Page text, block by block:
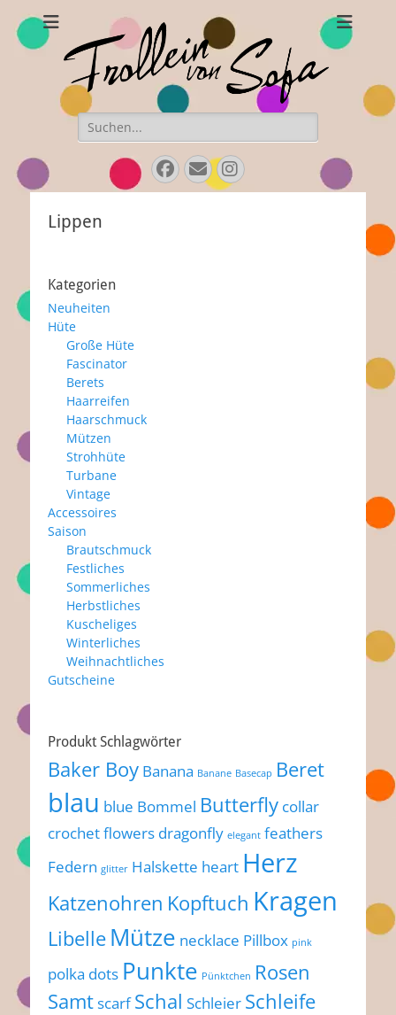
Frollein von Sofa
Handgefertigte Hüte und Accessoires
Suchen
nach:
Facebook
E-
Mail
Instagram
Lippen
Kategorien
Neuheiten
Hüte
Große Hüte
Fascinator
Berets
Haarreifen
Haarschmuck
Mützen
Strohhüte
Turbane
Vintage
Accessoires
Saison
Brautschmuck
Festliches
Sommerliches
Herbstliches
Kuscheliges
Winterliches
Weihnachtliches
Gutscheine
Produkt Schlagwörter
Baker Boy Banana Banane Basecap Beret
blau blue Bommel Butterfly collar
crochet flowers dragonfly elegant feathers
Federn glitter Halskette heart Herz
Katzenohren Kopftuch Kragen
Libelle Mütze necklace Pillbox pink
polka dots Punkte Pünktchen Rosen
Samtscarf Schal Schleier Schleife